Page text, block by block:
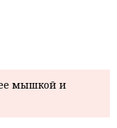
мышкой и